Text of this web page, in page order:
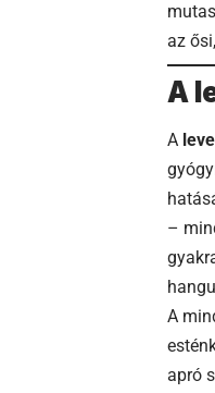
az
A
A
–
A
apró